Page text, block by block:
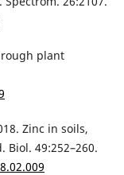
plant
Zinc in soils,
Biol. 49:252–260.